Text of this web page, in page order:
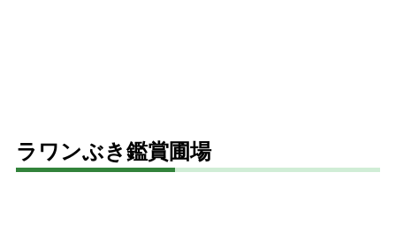
ラワンぶき鑑賞圃場